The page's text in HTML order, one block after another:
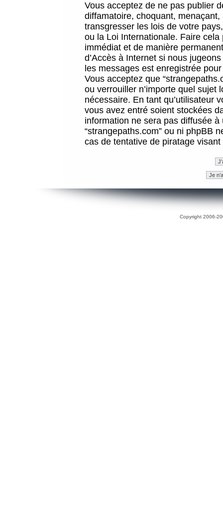
Vous acceptez de ne pas publier
diffamatoire, choquant,
transgresser les lois de votre
ou la Loi Internationale. Faire
immédiat et de manière
d’Accès à Internet si nous
les messages est enregistrée
Vous acceptez que
ou verrouiller n’importe quel sujet
nécessaire. En tant qu’utilisateur
vous avez entré soient stockées
information ne sera pas diffusée
“strangepaths.com” ou ni phpBB
cas de tentative de piratage
Copyright 2006-